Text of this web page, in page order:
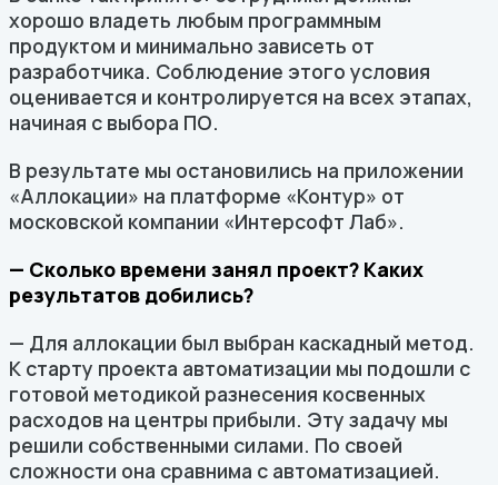
хорошо владеть любым программным
продуктом и минимально зависеть от
разработчика. Соблюдение этого условия
оценивается и контролируется на всех этапах,
начиная с выбора ПО.
В результате мы остановились на приложении
«Аллокации» на платформе «Контур» от
московской компании «Интерсофт Лаб».
— Сколько времени занял проект? Каких
результатов добились?
— Для аллокации был выбран каскадный метод.
К старту проекта автоматизации мы подошли с
готовой методикой разнесения косвенных
расходов на центры прибыли. Эту задачу мы
решили собственными силами. По своей
сложности она сравнима с автоматизацией.